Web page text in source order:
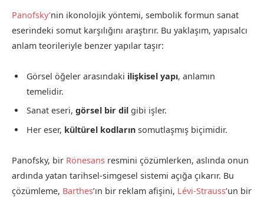
Panofsky’nin ikonolojik yöntemi, sembolik formun sanat
eserindeki somut karşılığını araştırır. Bu yaklaşım, yapısalcı
anlam teorileriyle benzer yapılar taşır:
Görsel öğeler arasındaki ilişkisel yapı, anlamın
temelidir.
Sanat eseri, görsel bir dil gibi işler.
Her eser, kültürel kodların somutlaşmış biçimidir.
Panofsky, bir Rönesans resmini çözümlerken, aslında onun
ardında yatan tarihsel-simgesel sistemi açığa çıkarır. Bu
çözümleme, Barthes’ın bir reklam afişini, Lévi-Strauss’un bir